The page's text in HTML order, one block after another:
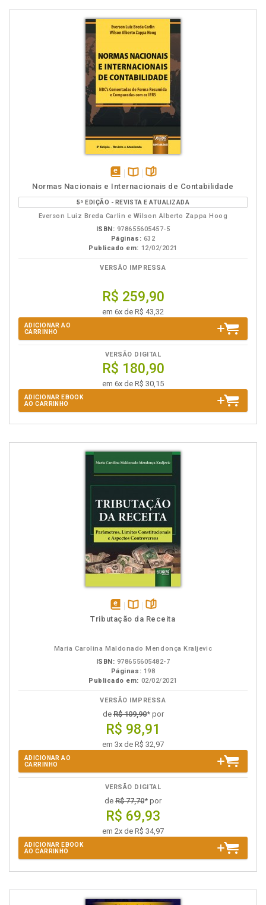
disponível
em
eBook
Disponível
na
B.V.
páginas
Normas Nacionais e Internacionais de Contabilidade
5ª EDIÇÃO - REVISTA E ATUALIZADA
Everson Luiz Breda Carlin e Wilson Alberto Zappa Hoog
ISBN: 978655605457-5
Páginas: 632
Publicado em: 12/02/2021
VERSÃO IMPRESSA
R$ 259,90
em 6x de R$ 43,32
ADICIONAR AO
CARRINHO
VERSÃO DIGITAL
R$ 180,90
em 6x de R$ 30,15
ADICIONAR EBOOK
AO CARRINHO
disponívelDisponível
páginas
Tributação da Receita
Maria Carolina Maldonado Mendonça Kraljevic
ISBN: 978655605482-7
Páginas: 198
Publicado em: 02/02/2021
VERSÃO IMPRESSA
deR$ 109,90* por
R$ 98,91
em 3x de R$ 32,97
ADICIONAR AO
CARRINHO
VERSÃO DIGITAL
de R$ 77,70* por
R$ 69,93
em 2x de R$ 34,97
ADICIONAR EBOOK
AO CARRINHO